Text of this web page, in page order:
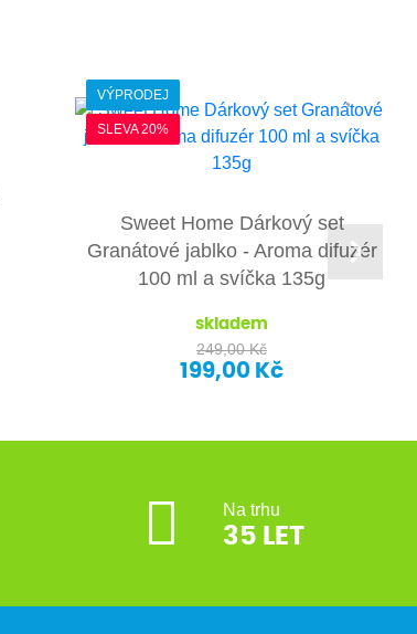
VÝPRODEJ
SLEVA 20%
Sweet Home Dárkový set
Granátové jablko - Aroma difuzér
100 ml a svíčka 135g
skladem
249,00 Kč
199,00 Kč
Na trhu
35 LET